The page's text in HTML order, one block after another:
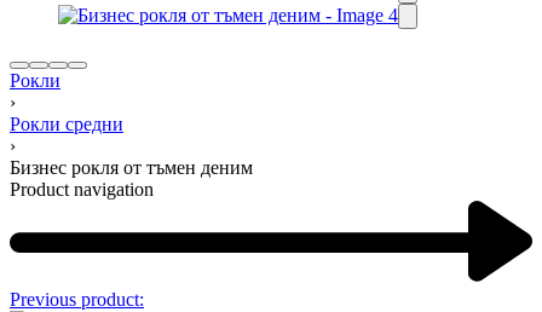
Рокли
›
Рокли средни
›
Бизнес рокля от тъмен деним
Product navigation
Previous product: